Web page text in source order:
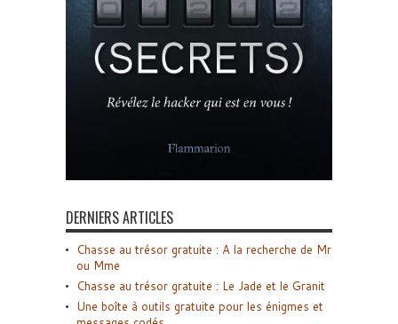
DERNIERS ARTICLES
Chasse au trésor gratuite : A la recherche de Mr
ou Mme
Chasse au trésor gratuite : Le Jade et le Granit
Une boîte à outils gratuite pour les énigmes et